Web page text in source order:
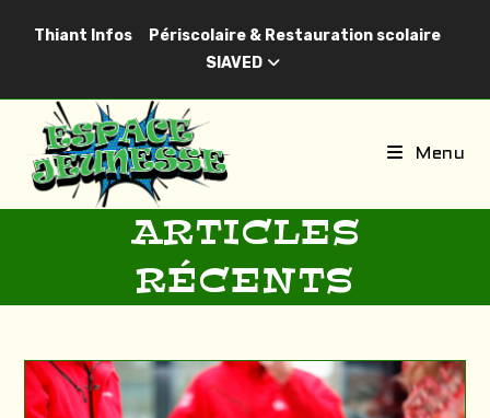
Thiant Infos
Périscolaire & Restauration scolaire
SIAVED
Menu
ARTICLES
RÉCENTS